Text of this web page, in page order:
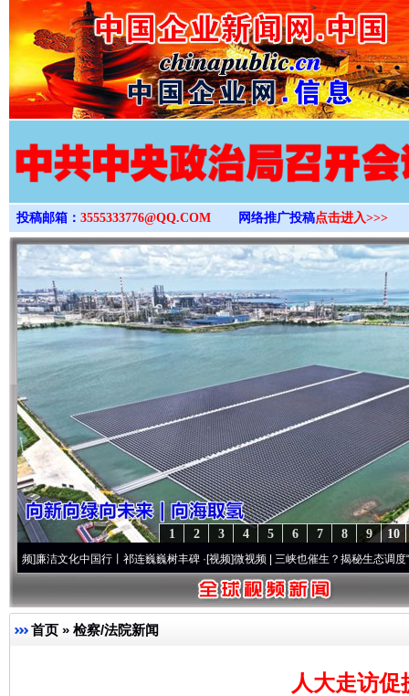
>
投稿邮箱： 3555333776@QQ.COM 网络推广投稿点击进入>>>
10
9
8
7
6
5
4
3
2
1
化中国行丨祁连巍巍树丰碑·[视频]微视频 | 三峡也催生？揭秘生态调度“流量密..·[
首页 » 检察/法院新闻
人大走访